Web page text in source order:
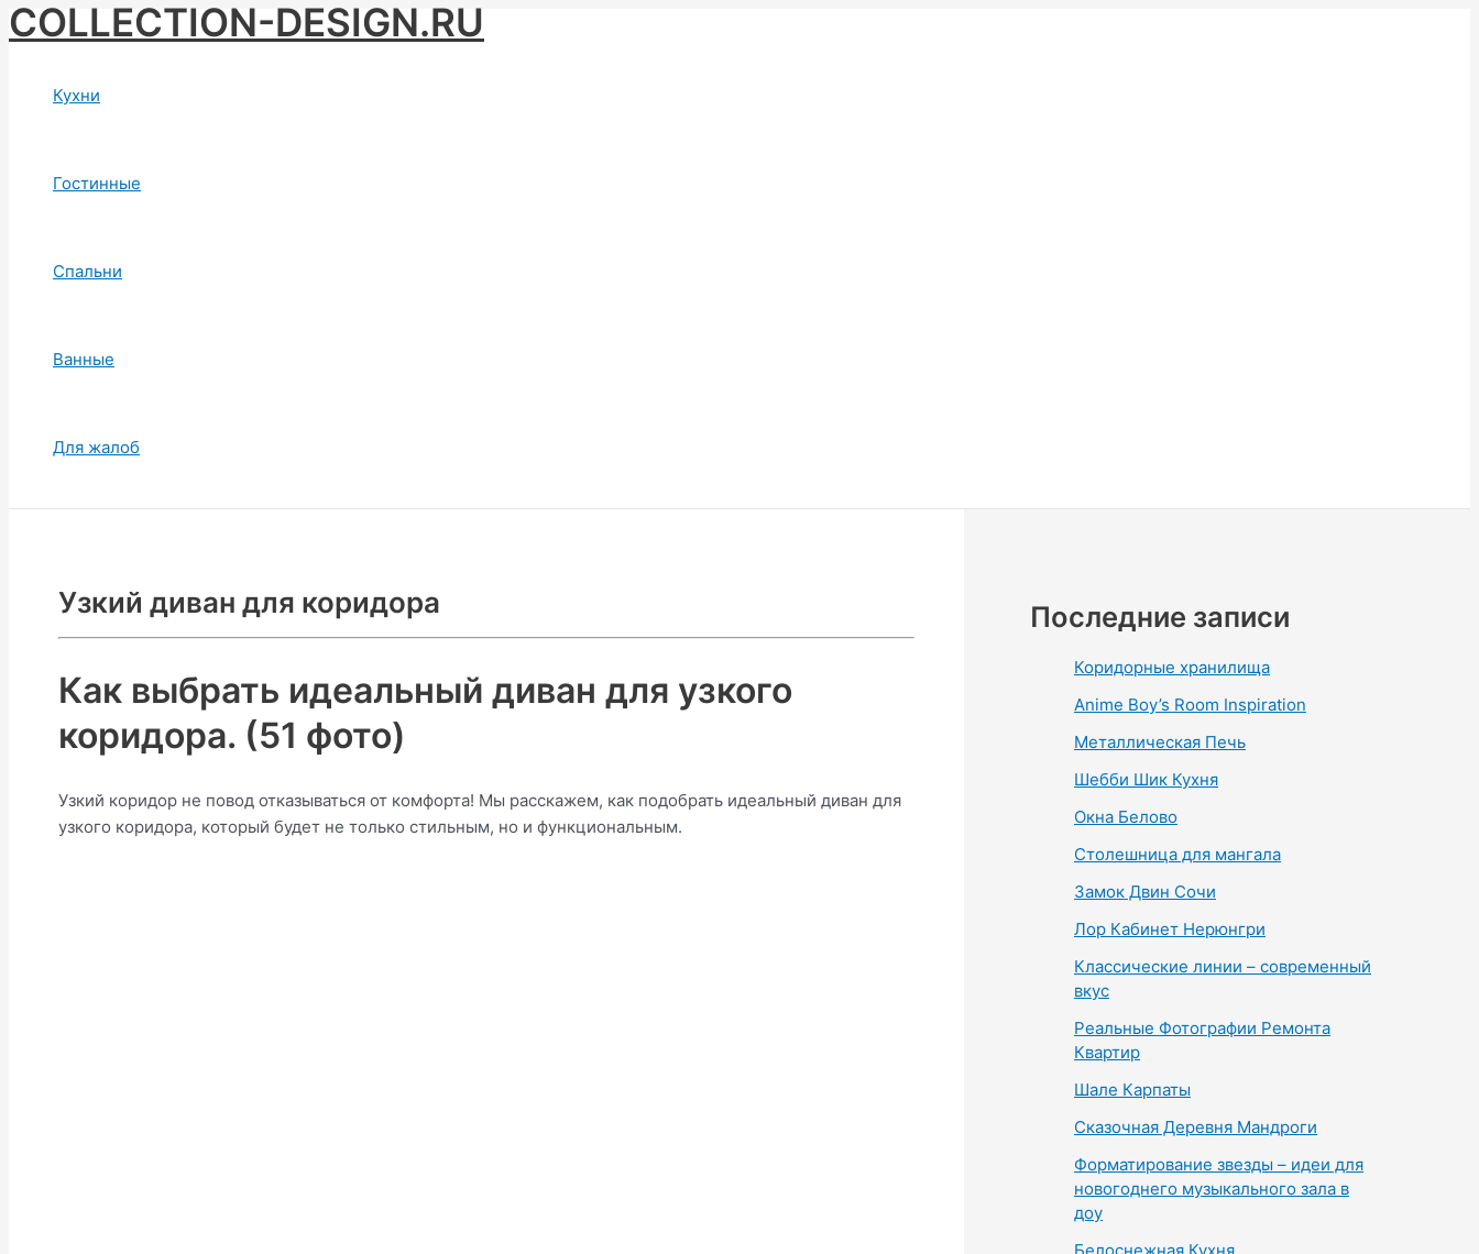
Skip
to
COLLECTION-DESIGN.RU
Кухни
Гостинные
Спальни
Ванные
Для жалоб
Узкий диван для коридора
Как выбрать идеальный диван для узкого
коридора. (51 фото)
Узкий коридор не повод отказываться от комфорта! Мы расскажем, как подобрать идеальный диван для
узкого коридора, который будет не только стильным, но и функциональным.
Последние записи
Коридорные хранилища
Anime Boy’s Room Inspiration
Металлическая Печь
Шебби Шик Кухня
Окна Белово
Столешница для мангала
Замок Двин Сочи
Лор Кабинет Нерюнгри
Классические линии – современный
вкус
Реальные Фотографии Ремонта
Квартир
Шале Карпаты
Сказочная Деревня Мандроги
Форматирование звезды – идеи для
новогоднего музыкального зала в
доу